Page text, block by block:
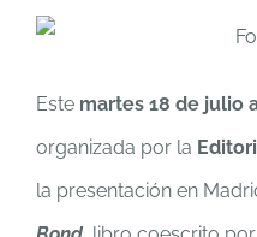
Este martes 18 de julio
organizada por la
la presentación en